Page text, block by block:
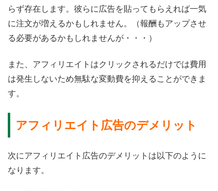
らず存在します。彼らに広告を貼ってもらえれば一気
に注文が増えるかもしれません。（報酬もアップさせ
る必要があるかもしれませんが・・・）
また、アフィリエイトはクリックされるだけでは費用
は発生しないため無駄な変動費を抑えることができま
す。
アフィリエイト広告のデメリット
次にアフィリエイト広告のデメリットは以下のように
なります。